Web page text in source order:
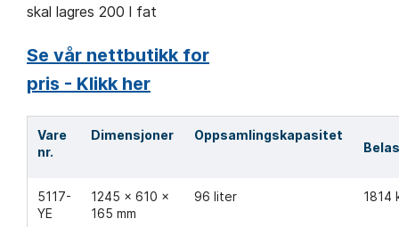
skal lagres 200 l fat
Se vår nettbutikk for
pris - Klikk her
Vare
nr.
Dimensjoner
Oppsamlingskapasitet
5117-
YE
1245 x 610 x
165 mm
96 liter 1814